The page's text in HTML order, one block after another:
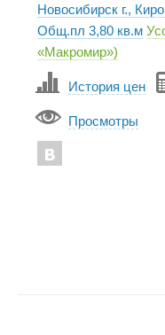
Новосибирск г.,
Общ.пл 3,80 кв.м
«Макромир»)
История цен
Просмотры